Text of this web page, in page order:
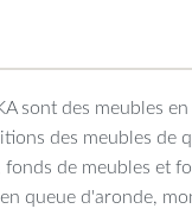
sont des meubles
des meubles de
fonds de meubles et
queue d'aronde,